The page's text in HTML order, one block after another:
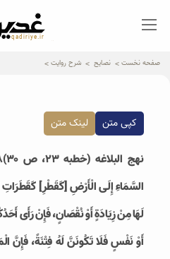
qadiriye.ir
نشریه ی غدیریه-
صفحه نخست نصایح شرح روایت
کپی متن لینک متن
السَّمَاءِ إِلَى الْأَرْضِ [كَقَطْرِ]
لَهَا مِنْ زِيَادَةٍ أَوْ نُقْصَانٍ، فَإِنْ رَأَى
أَوْ نَفْسٍ فَلَا تَكُونَنَّ لَهُ فِتْنَةً، فَإِنَّ